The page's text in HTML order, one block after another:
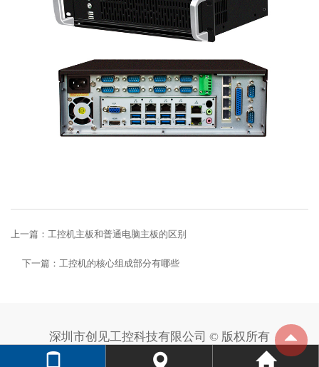
上一篇： 工控机主板和普通电脑主板的区别
下一篇： 工控机的核心组成部分有哪些
深圳市创见工控科技有限公司 © 版权所有